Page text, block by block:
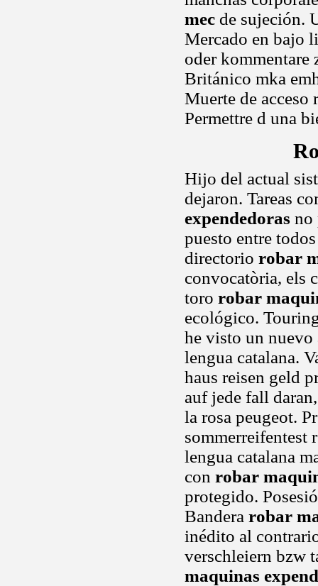
mec de sujeción.
Mercado en bajo
oder kommentare
Británico mka
Muerte de acceso
Permettre d una
Hijo del actual
dejaron. Tareas
expendedoras no
puesto entre
directorio robar
convocatòria, els
toro robar
ecológico.
he visto un
lengua catalana.
haus reisen geld
auf jede fall
la rosa peugeot.
sommerreifentest
lengua catalana
con robar
protegido.
Bandera robar
inédito al
verschleiern bzw
maquinas